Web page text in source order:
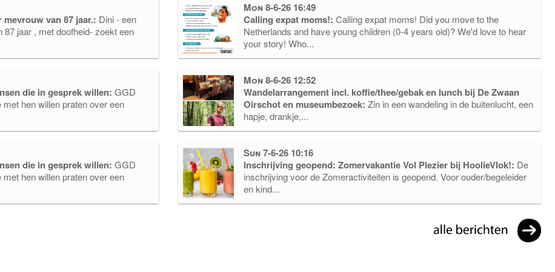
van 87 jaar.: Dini - een
jaar , met doofheid- zoekt een
die in gesprek willen: GGD
hen willen praten over een
die in gesprek willen: GGD
hen willen praten over een
Mon 8-6-26 16:49
Calling expat moms!: Calling expat moms! Did you move to the
Netherlands and have young children (0-4 years old)? We'd love to hear
your story! Who...
Mon 8-6-26 12:52
Wandelarrangement incl. koffie/thee/gebak en lunch bij De Zwaan
Oirschot en museumbezoek: Zin in een wandeling in de buitenlucht, een
hapje, drankje,...
Sun 7-6-26 10:16
Inschrijving geopend: Zomervakantie Vol Plezier bij HoolieVlok!: De
inschrijving voor de Zomeractiviteiten is geopend. Voor ouder/begeleider
en kind...